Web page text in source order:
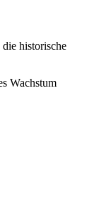
historische
Wachstum